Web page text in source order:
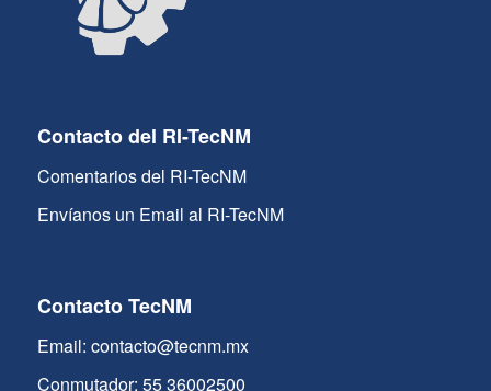
Contacto del RI-TecNM
Comentarios del RI-TecNM
Envíanos un Email al RI-TecNM
Contacto TecNM
Email: contacto@tecnm.mx
Conmutador: 55 36002500